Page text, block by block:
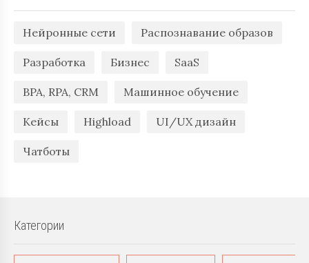
Нейронные сети Распознавание образов
Разработка Бизнес SaaS
BPA, RPA, CRM Машинное обучение
Кейсы Highload UI/UX дизайн
Чатботы
Категории